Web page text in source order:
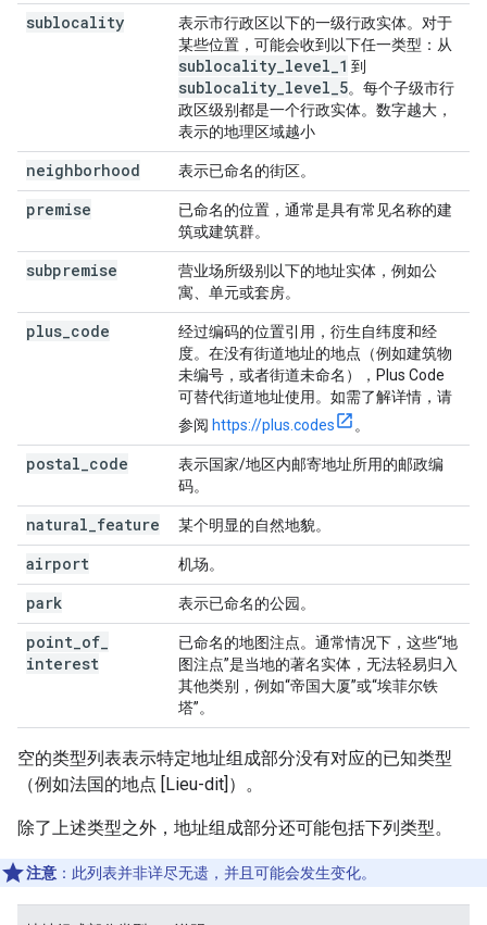
sublocality
表示市行政区以下的一级行政实体。对于
某些位置，可能会收到以下任一类型：从
sublocality level 1 到
sublocality level 5。每个子级市行
政区级别都是一个行政实体。数字越大，
表示的地理区域越小
neighborhood 表示已命名的街区。
premise
已命名的位置，通常是具有常见名称的建
筑或建筑群。
subpremise
营业场所级别以下的地址实体，例如公
寓、单元或套房。
plus code
经过编码的位置引用，衍生自纬度和经
度。在没有街道地址的地点（例如建筑物
未编号，或者街道未命名），Plus Code
可替代街道地址使用。如需了解详情，请
参阅 https://plus.codes 。
postal code
表示国家/地区内邮寄地址所用的邮政编
码。
natural feature 某个明显的自然地貌。
airport 机场。
park 表示已命名的公园。
point of
interest
已命名的地图注点。通常情况下，这些“地
图注点”是当地的著名实体，无法轻易归入
其他类别，例如“帝国大厦”或“埃菲尔铁
塔”。
空的类型列表表示特定地址组成部分没有对应的已知类型
（例如法国的地点 [Lieu-dit]）。
除了上述类型之外，地址组成部分还可能包括下列类型。
注意 ：此列表并非详尽无遗，并且可能会发生变化。